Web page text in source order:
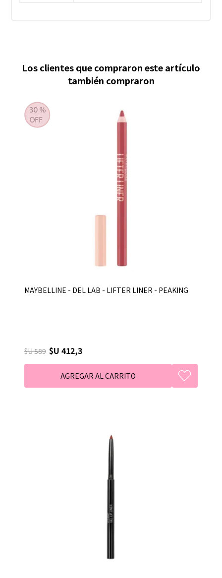
Los clientes que compraron este artículo
también compraron
MAYBELLINE - DEL LAB - LIFTER LINER - PEAKING
$U 589 $U 412,3